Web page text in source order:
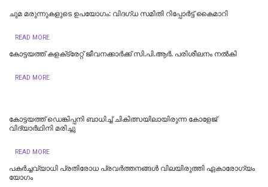
ചുമ മരുന്നുകളുടെ ഉപയോഗം: വിദഗ്ധ സമിതി റിപ്പോർട്ട് കൈമാറി
READ MORE
കോട്ടയത്ത് കളക്‌ട്രേറ്റ് ജീവനക്കാർക്ക് സി.പി.ആർ. പരിശീലനം നൽകി
READ MORE
കോട്ടയത്ത് ഡെങ്കിപ്പനി ബാധിച്ച് ചികിത്സയിലായിരുന്ന കോളേജ്
വിദ്യാര്‍ഥിനി മരിച്ചു
READ MORE
പകർച്ചവ്യാധി പ്രതിരോധ പ്രവർത്തനങ്ങൾ വിലയിരുത്തി ഏകാരോഗ്യം
യോഗം